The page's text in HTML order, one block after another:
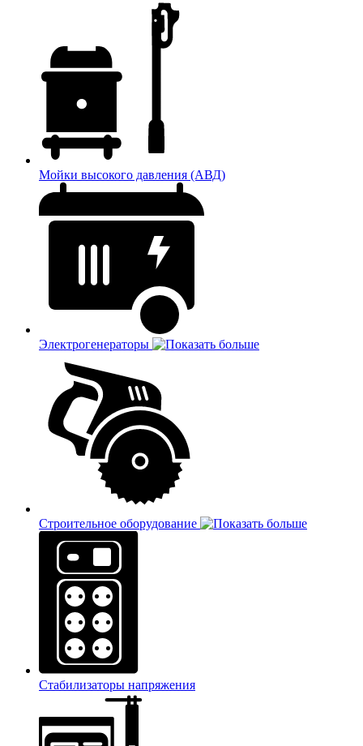
Мойки высокого давления (АВД)
Электрогенераторы
Строительное оборудование
Стабилизаторы напряжения